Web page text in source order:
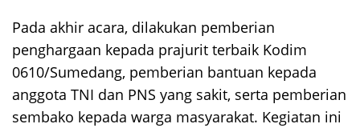
Pada akhir acara, dilakukan pemberian
penghargaan kepada prajurit terbaik Kodim
0610/Sumedang, pemberian bantuan kepada
anggota TNI dan PNS yang sakit, serta pemberian
sembako kepada warga masyarakat. Kegiatan ini